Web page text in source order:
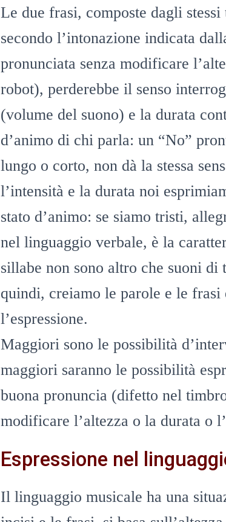
Le due frasi, composte dagli
secondo l’intonazione indicata
pronunciata senza modificare
robot), perderebbe il senso
(volume del suono) e la durata
d’animo di chi parla: un “No”
lungo o corto, non dà la stessa
l’intensità e la durata noi
stato d’animo: se siamo tristi,
nel linguaggio verbale, è la
sillabe non sono altro che suoni
quindi, creiamo le parole e le
l’espressione.
Maggiori sono le possibilità
maggiori saranno le possibilità
buona pronuncia (difetto nel
modificare l’altezza o la durata o
Espressione nel
Il linguaggio musicale ha una